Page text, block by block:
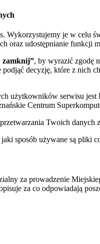
Wykorzystujemy je w celu
oraz udostępnianie funkcji
zamknij”, by wyrazić zgodę
decyzję, które z nich
użytkowników serwisu jest
Centrum
Twoich danych
sposób używane są pliki
za prowadzenie
za co odpowiadają